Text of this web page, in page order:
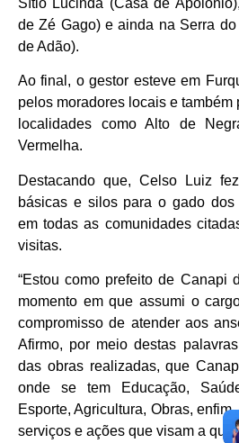
de Zé Gago) e ainda na Serra
de Adão).
Ao final, o gestor esteve em
pelos moradores locais e também
localidades como Alto de
Vermelha.
Destacando que, Celso Luiz
básicas e silos para o gado dos
em todas as comunidades
visitas.
“Estou como prefeito de Canapi
momento em que assumi o
compromisso de atender aos
Afirmo, por meio destas
das obras realizadas, que
onde se tem Educação,
Esporte, Agricultura, Obras,
serviços e ações que visam a